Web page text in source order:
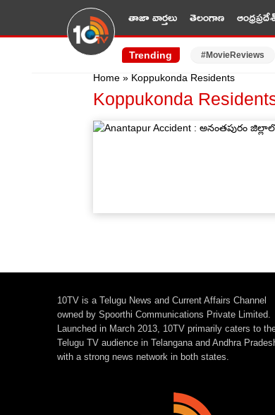
తాజా వార్తలు తెలంగాణ
Trending #MovieReviews
Home » Koppukonda Residents
Koppukonda
10TV is a Telugu News and Current Affairs Channel
owned by Spoorthi Communications Private Limited.
Launched in March 2013, 10TV primarily caters to
Telugu TV audience in Telangana and Andhra
with a strong news network in both states.